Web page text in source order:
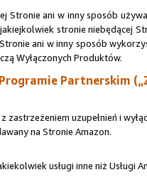
Stronie ani w inny sposób
stronie niebędącej
ani w inny sposób
Wyłączonych Produktów.
Partnerskim
zastrzeżeniem uzupełnień i
na Stronie Amazon.
usługi inne niż Usługi